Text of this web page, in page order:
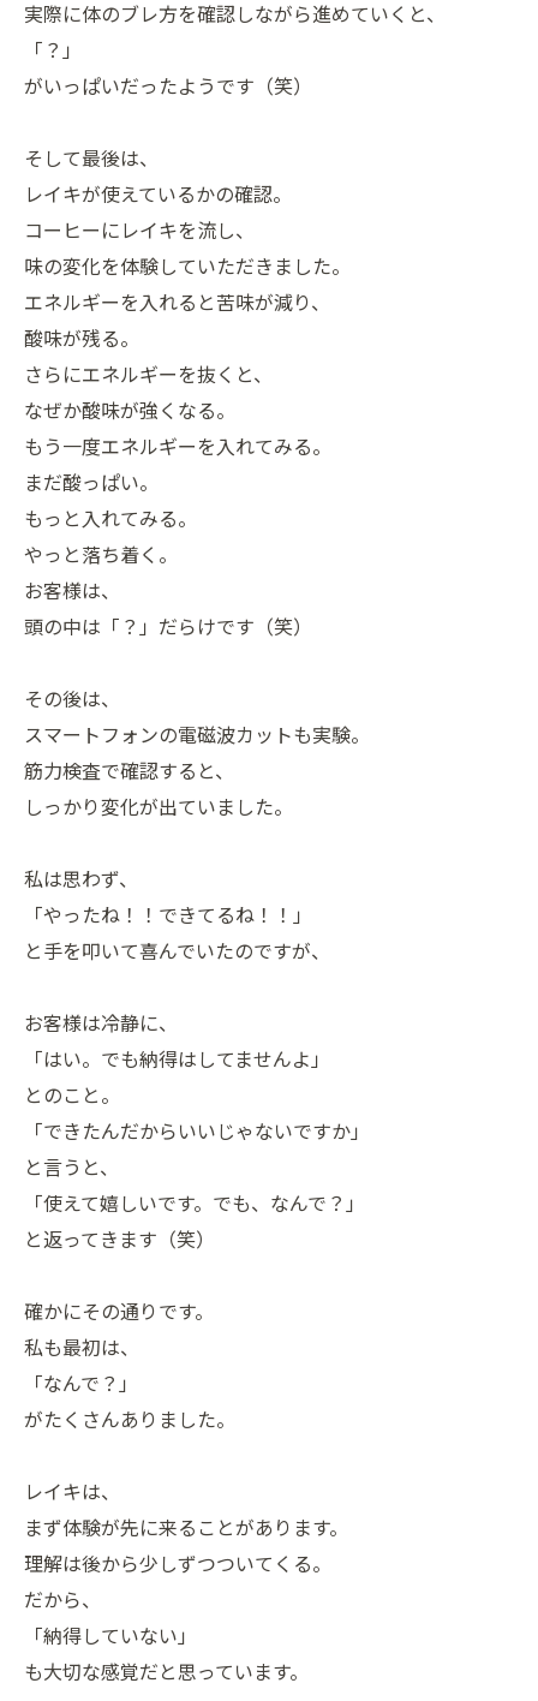
実際に体のブレ方を確認しながら進めていくと、
「？」
がいっぱいだったようです（笑）
そして最後は、
レイキが使えているかの確認。
コーヒーにレイキを流し、
味の変化を体験していただきました。
エネルギーを入れると苦味が減り、
酸味が残る。
さらにエネルギーを抜くと、
なぜか酸味が強くなる。
もう一度エネルギーを入れてみる。
まだ酸っぱい。
もっと入れてみる。
やっと落ち着く。
お客様は、
頭の中は「？」だらけです（笑）
その後は、
スマートフォンの電磁波カットも実験。
筋力検査で確認すると、
しっかり変化が出ていました。
私は思わず、
「やったね！！できてるね！！」
と手を叩いて喜んでいたのですが、
お客様は冷静に、
「はい。でも納得はしてませんよ」
とのこと。
「できたんだからいいじゃないですか」
と言うと、
「使えて嬉しいです。でも、なんで？」
と返ってきます（笑）
確かにその通りです。
私も最初は、
「なんで？」
がたくさんありました。
レイキは、
まず体験が先に来ることがあります。
理解は後から少しずつついてくる。
だから、
「納得していない」
も大切な感覚だと思っています。